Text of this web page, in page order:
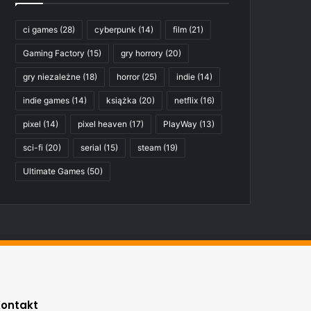
ci games (28) cyberpunk (14) film (21)
Gaming Factory (15) gry horrory (20)
gry niezależne (18) horror(25) indie (14)
indie games (14) książka (20) netflix (16)
pixel (14) pixel heaven (17) PlayWay (13)
sci-fi (20) serial (15) steam (19)
Ultimate Games (50)